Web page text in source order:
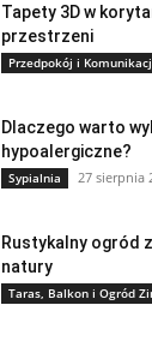
Tapety 3D w
przestrzeni
Przedpokój i
Dlaczego warto
hypoalergiczne?
Sypialnia 27 sierpnia
Rustykalny ogród
natury
Taras, Balkon i Ogród